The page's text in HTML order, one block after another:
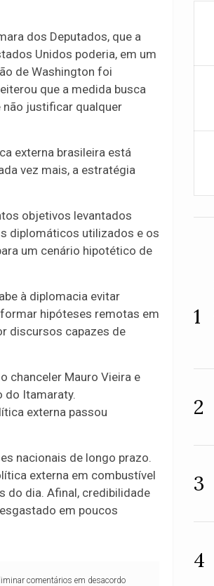
dos Deputados, que a
Unidos poderia, em um
de Washington foi
que a medida busca
justificar qualquer
externa brasileira está
vez mais, a estratégia
objetivos levantados
diplomáticos utilizados e os
um cenário hipotético de
à diplomacia evitar
hipóteses remotas em
discursos capazes de
chanceler Mauro Vieira e
do Itamaraty.
externa passou
nacionais de longo prazo.
externa em combustível
do dia. Afinal, credibilidade
em poucos
comentários em desacordo
1
2
3
4